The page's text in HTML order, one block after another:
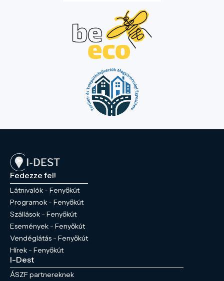
Fedezze fel!
Látnivalók - Fenyőkút
Programok - Fenyőkút
Szállások - Fenyőkút
Események - Fenyőkút
Vendéglátás - Fenyőkút
Hírek - Fenyőkút
I-Dest
ÁSZF partnereknek